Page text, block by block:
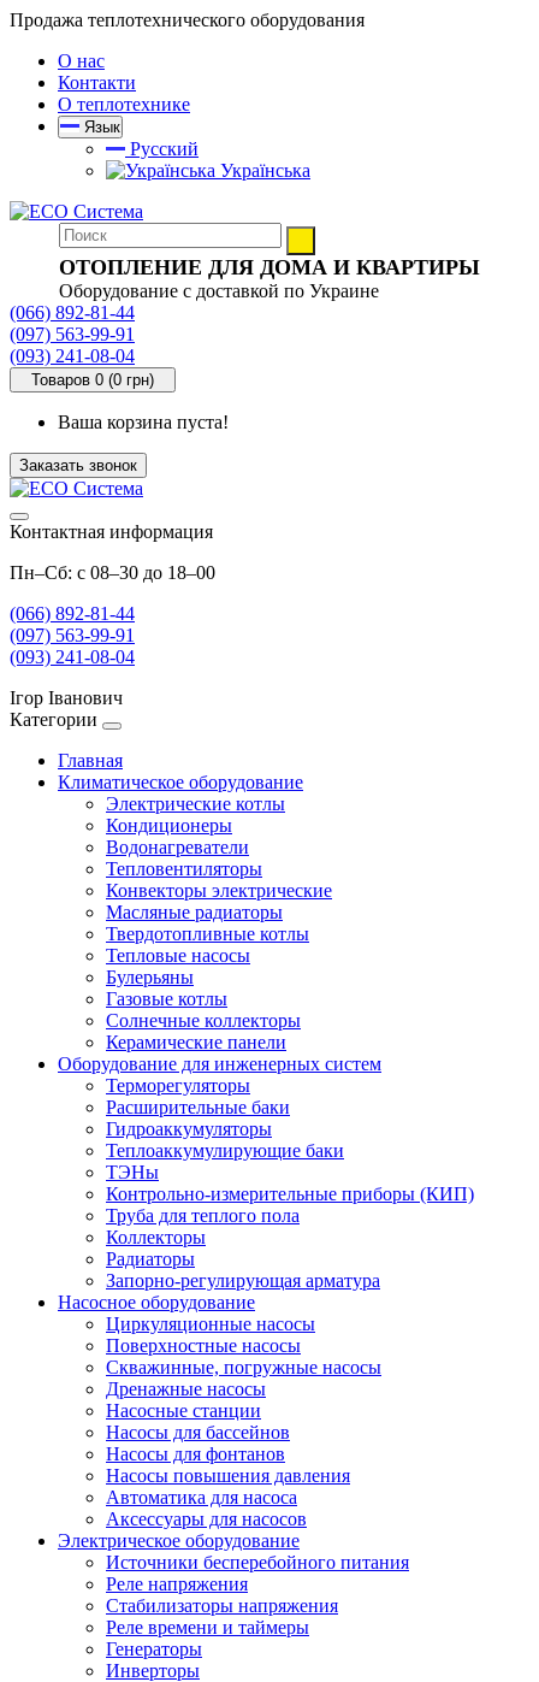
Продажа теплотехнического оборудования
О нас
Контакти
О теплотехнике
Язык
Русский
Українська
ОТОПЛЕНИЕ ДЛЯ ДОМА И КВАРТИРЫ
Оборудование с доставкой по Украине
(066) 892-81-44
(097) 563-99-91
(093) 241-08-04
Товаров 0 (0 грн)
Ваша корзина пуста!
Заказать звонок
Контактная информация
Пн–Сб: с 08–30 до 18–00
(066) 892-81-44
(097) 563-99-91
(093) 241-08-04
Ігор Іванович
Категории
Главная
Климатическое оборудование
Электрические котлы
Кондиционеры
Водонагреватели
Тепловентиляторы
Конвекторы электрические
Масляные радиаторы
Твердотопливные котлы
Тепловые насосы
Булерьяны
Газовые котлы
Солнечные коллекторы
Керамические панели
Оборудование для инженерных систем
Терморегуляторы
Расширительные баки
Гидроаккумуляторы
Теплоаккумулирующие баки
ТЭНы
Контрольно-измерительные приборы (КИП)
Труба для теплого пола
Коллекторы
Радиаторы
Запорно-регулирующая арматура
Насосное оборудование
Циркуляционные насосы
Поверхностные насосы
Скважинные, погружные насосы
Дренажные насосы
Насосные станции
Насосы для бассейнов
Насосы для фонтанов
Насосы повышения давления
Автоматика для насоса
Аксессуары для насосов
Электрическое оборудование
Источники бесперебойного питания
Реле напряжения
Стабилизаторы напряжения
Реле времени и таймеры
Генераторы
Инверторы